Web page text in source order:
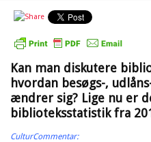
Kan man diskutere
hvordan besøgs-,
ændrer sig? Lige nu er
biblioteksstatistik fra
CulturCommentar: